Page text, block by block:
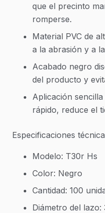
que el precinto
romperse.
Material PVC de
a la abrasión y a
Acabado negro
del producto y
Aplicación
rápido, reduce el
Especificaciones
Modelo: T30r Hs
Color: Negro
Cantidad: 100
Diámetro del lazo: